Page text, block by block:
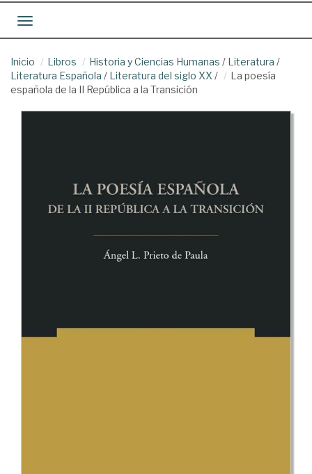
Toggle navigation
Inicio Libros Historia y Ciencias Humanas / Literatura /
Literatura Española / Literatura del siglo XX /
La poesía
española de la II República a la Transición